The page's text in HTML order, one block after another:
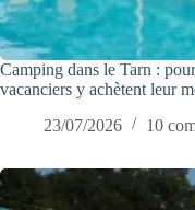
Camping dans le Tarn :
vacanciers y achètent leur
23/07/2026
10